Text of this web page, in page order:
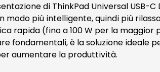
di ThinkPad Universal
più intelligente, quindi più
rapida (fino a 100 W per la
è la soluzione ideale
aumentare la produttività.